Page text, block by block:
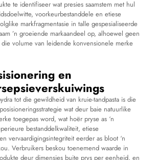
te identifiseer wat presies saamstem met hul
voorkeurbestanddele en etiese
markfragmentasie in talle gespesialiseerde
’n groeiende markaandeel op, alhoewel geen
volume van leidende konvensionele merke
en
tot die gewildheid van kruie-tandpasta is die
wat deur baie natuurlike
toegepas word, wat hoër pryse as ‘n
bestanddelkwaliteit, etiese
vervaardigingsintegriteit eerder as bloot ‘n
Verbruikers beskou toenemend waarde in
deur dimensies buite prys per eenheid, en